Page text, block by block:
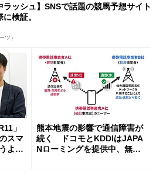
ラッシュ】SNSで話題の競馬予想サイト
検証。
ツ）
」
スマ
より
熊本地震の影響で通信障害が
続く ドコモとKDDIはJAPA
Nローミングを提供中、無料